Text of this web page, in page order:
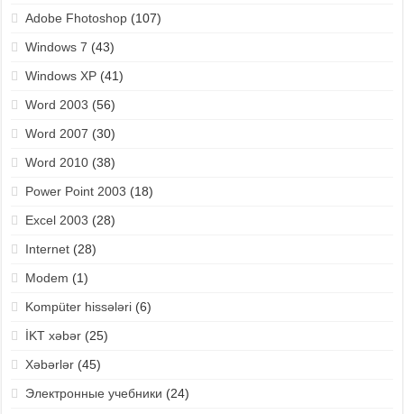
Adobe Fhotoshop(107)
Windows 7 (43)
Windows XP(41)
Word 2003 (56)
Word 2007 (30)
Word 2010(38)
Power Point 2003 (18)
Excel 2003 (28)
Internet(28)
Modem (1)
Kompüter hissələri(6)
İKT xəbər(25)
Xəbərlər(45)
Электронные учебники (24)